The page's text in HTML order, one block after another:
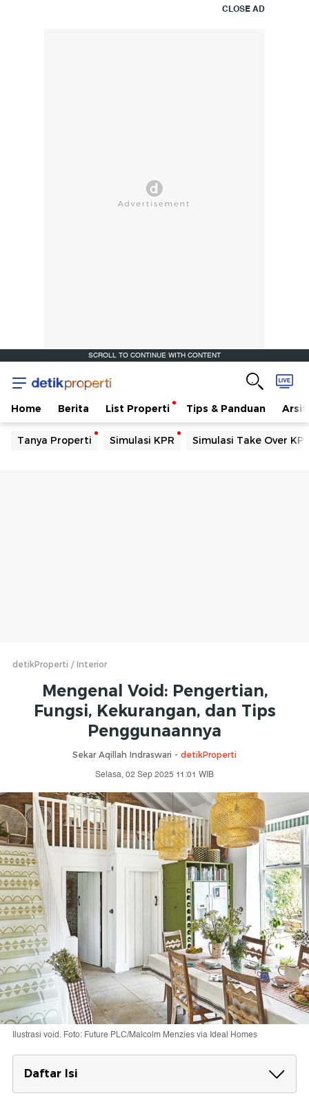
CLOSE AD
SCROLL TO CONTINUE WITH CONTENT
Home Berita List Properti Tips & Panduan
Tanya Properti Simulasi KPR Simulasi Take Over
detikProperti Interior
Mengenal Void: Pengertian,
Fungsi, Kekurangan, dan Tips
Penggunaannya
Sekar Aqillah Indraswari - detikProperti
Selasa, 02 Sep 2025 11:01 WIB
Ilustrasi void. Foto: Future PLC/Malcolm Menzies via Ideal Homes
Daftar Isi
Pengertian Void